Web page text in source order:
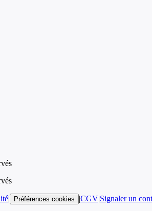
| Préférences cookies |CGV|Signaler un